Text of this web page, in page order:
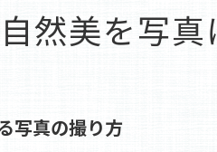
夏の旅館から
秋の旅館眺望
旅館でのひと
然美を写
写真の撮り方